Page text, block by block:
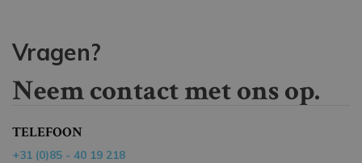
Vragen?
Neem contact met ons op.
TELEFOON
+31 (0)85 - 40 19 218